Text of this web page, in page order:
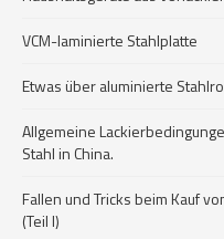
VCM-laminierte Stahlplatte
Etwas über aluminierte
Allgemeine
Stahl in China.
Fallen und Tricks beim Kauf
(Teil I)